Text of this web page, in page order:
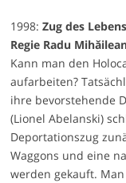
1998: Zug des
Regie Radu
Kann man den
aufarbeiten?
ihre bevorstehende
(Lionel Abelanski)
Deportationszug
Waggons und eine
werden gekauft.